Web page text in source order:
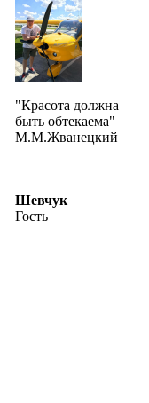
"Красота должна
быть обтекаема"
М.М.Жванецкий
Шевчук
Гость